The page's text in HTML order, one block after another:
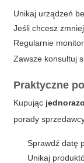
Unikaj urządzeń
Jeśli chcesz
Regularnie
Zawsze konsultuj
Praktyczne
Kupując
porady
Sprawdź datę
Unikaj